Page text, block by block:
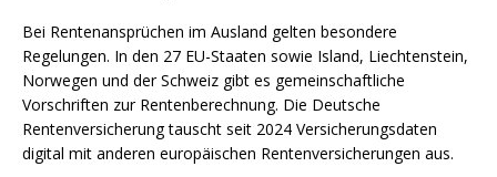
Bei Rentenansprüchen im Ausland gelten besondere
Regelungen. In den 27 EU-Staaten sowie Island, Liechtenstein,
Norwegen und der Schweiz gibt es gemeinschaftliche
Vorschriften zur Rentenberechnung. Die Deutsche
Rentenversicherung tauscht seit 2024 Versicherungsdaten
digital mit anderen europäischen Rentenversicherungen aus.